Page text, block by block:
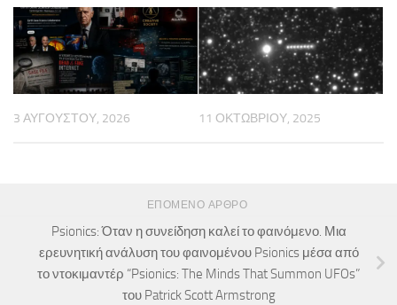
3 ΑΥΓΟΎΣΤΟΥ, 2026 11 ΟΚΤΩΒΡΊΟΥ, 2025
ΕΠΌΜΕΝΟ ΆΡΘΡΟ
Psionics: Όταν η συνείδηση καλεί το φαινόμενο. Μια
ερευνητική ανάλυση του φαινομένου Psionics μέσα από
το ντοκιμαντέρ “Psionics: The Minds That Summon UFOs”
του Patrick Scott Armstrong